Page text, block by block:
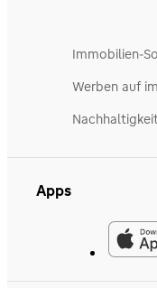
Immobilien-
Werben auf
Apps